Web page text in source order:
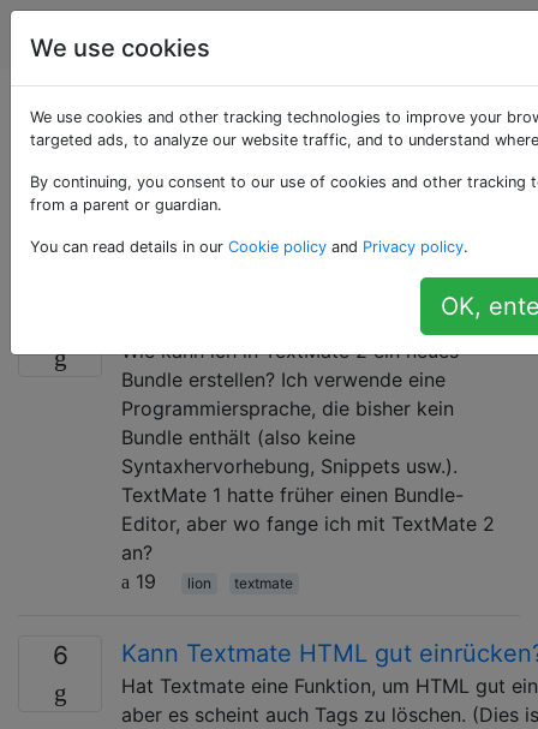
Apple
Als «textmate»
getaggte Fragen
Ein von Allan Odgaard erstellter Texteditor für Mac OS
TextMate 2-Bundle-Erstellung
Wie kann ich in TextMate 2 ein neues
Bundle erstellen? Ich verwende eine
Programmiersprache, die bisher kein
Bundle enthält (also keine
Syntaxhervorhebung, Snippets usw.).
TextMate 1 hatte früher einen Bundle-
Editor, aber wo fange ich mit TextMate 2
an?
19
lion textmate
6 Kann Textmate HTML gut
Hat Textmate eine Funktion, um HTML gut
aber es scheint auch Tags zu löschen. (Dies
We use cookies
We use cookies and other tracking technologies to improve your
targeted ads, to analyze our website traffic, and to understand
By continuing, you consent to our use of cookies and other
from a parent or guardian.
You can read details in our Cookie policy and Privacy policy.
OK,